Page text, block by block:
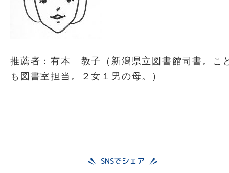
推薦者：有本 教子（新潟県立図書館司書。こ
も図書室担当。２女１男の母。）
SNSでシェア